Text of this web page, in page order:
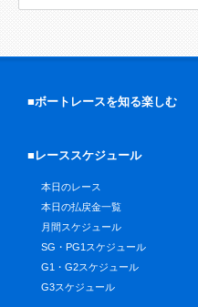
■ボートレースを知る楽しむ
■レーススケジュール
本日のレース
本日の払戻金一覧
月間スケジュール
SG・PG1スケジュール
G1・G2スケジュール
G3スケジュール